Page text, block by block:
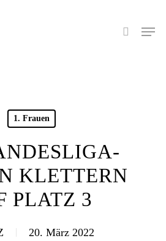
search
Menu
1. Frauen
KLETTERN
PLATZ 3
20. März 2022